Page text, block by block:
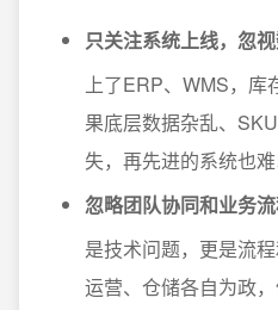
只关注系统上线，忽
上了ERP、WMS，库
果底层数据杂乱、
失，再先进的系统也难
忽略团队协同和业务
是技术问题，更是流
运营、仓储各自为政